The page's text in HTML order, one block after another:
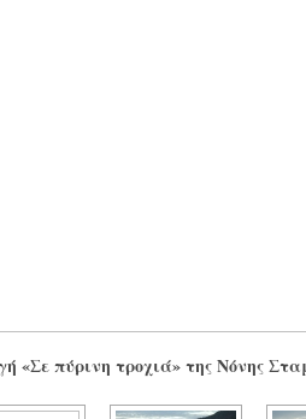
«Σε πύρινη τροχιά» της Νόνης